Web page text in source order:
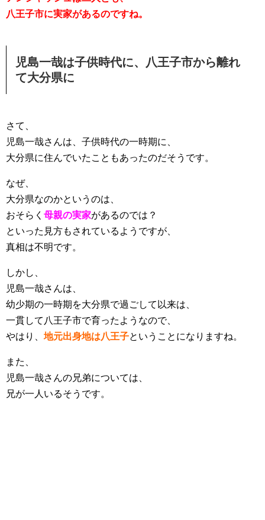
八王子市に実家があるのですね。
児島一哉は子供時代に、八王子市から離れ
て大分県に
さて、
児島一哉さんは、子供時代の一時期に、
大分県に住んでいたこともあったのだそうです。
なぜ、
大分県なのかというのは、
おそらく 母親の実家があるのでは？
といった見方もされているようですが、
真相は不明です。
しかし、
児島一哉さんは、
幼少期の一時期を大分県で過ごして以来は、
一貫して八王子市で育ったようなので、
やはり、 地元出身地は八王子ということになりますね。
また、
児島一哉さんの兄弟については、
兄が一人いるそうです。